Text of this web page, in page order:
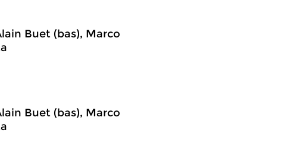
Buet (bas), Marco
Buet (bas), Marco